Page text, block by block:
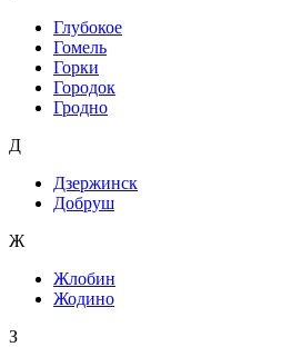
Глубокое
Гомель
Горки
Городок
Гродно
Д
Дзержинск
Добруш
Ж
Жлобин
Жодино
З